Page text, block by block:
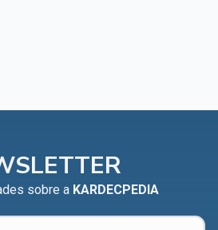
sobre a KARDECPEDIA